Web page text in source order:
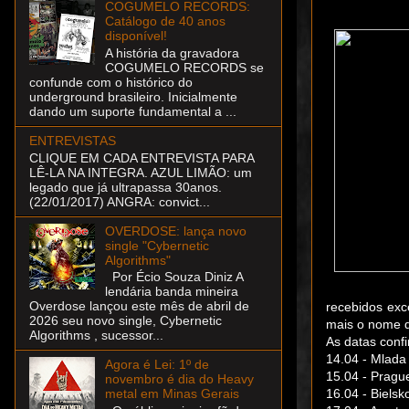
recebidos
mais o nome
As datas
14.04 -
15.04 -
16.04 -
COGUMELO RECORDS:
Catálogo de 40 anos
disponível!
A história da gravadora
COGUMELO RECORDS se
confunde com o histórico do
underground brasileiro. Inicialmente
dando um suporte fundamental a ...
ENTREVISTAS
CLIQUE EM CADA ENTREVISTA PARA
LÊ-LA NA INTEGRA. AZUL LIMÃO: um
legado que já ultrapassa 30anos.
(22/01/2017) ANGRA: convict...
OVERDOSE: lança novo
single "Cybernetic
Algorithms"
Por Écio Souza Diniz A
lendária banda mineira
Overdose lançou este mês de abril de
2026 seu novo single, Cybernetic
Algorithms , sucessor...
Agora é Lei: 1º de
novembro é dia do Heavy
metal em Minas Gerais